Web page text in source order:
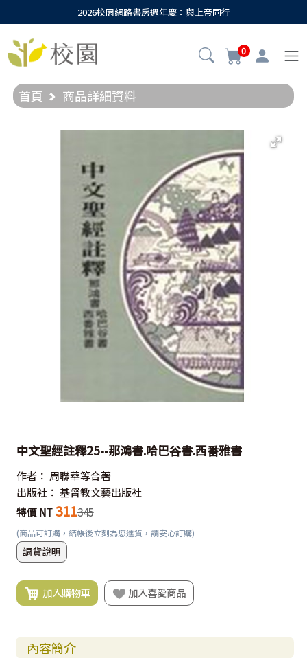
2026校園網路書房週年慶：與上帝同行
0
首頁 商品詳細資料
中文聖經註釋25--那鴻書.哈巴谷書.西番雅書
作者： 周聯華等合著
出版社： 基督教文藝出版社
特價 NT 311345
(商品可訂購，結帳後立刻為您進貨，請安心訂購)
調貨說明
加入購物車 加入喜愛商品
內容簡介